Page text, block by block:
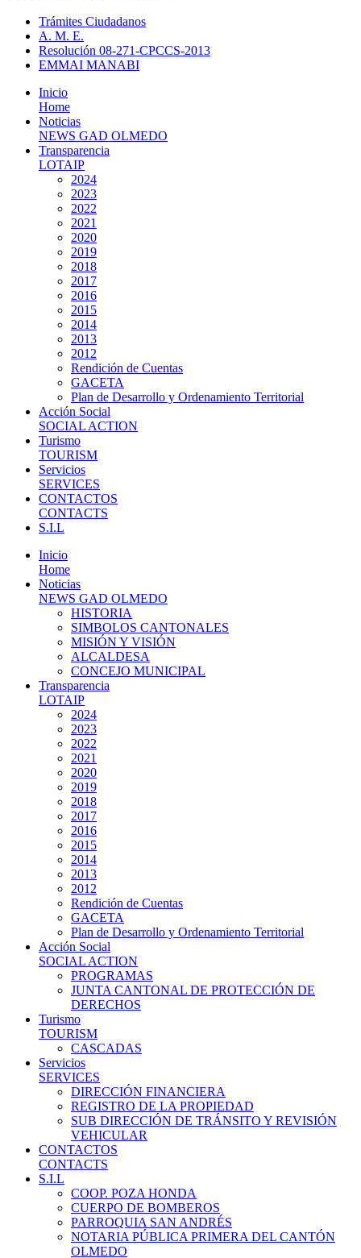
Trámites Ciudadanos
A. M. E.
Resolución 08-271-CPCCS-2013
EMMAI MANABI
Inicio
Home
Noticias
NEWS GAD OLMEDO
Transparencia
LOTAIP
2024
2023
2022
2021
2020
2019
2018
2017
2016
2015
2014
2013
2012
Rendición de Cuentas
GACETA
Plan de Desarrollo y Ordenamiento Territorial
Acción Social
SOCIAL ACTION
Turismo
TOURISM
Servicios
SERVICES
CONTACTOS
CONTACTS
S.I.L
Inicio
Home
Noticias
NEWS GAD OLMEDO
HISTORIA
SIMBOLOS CANTONALES
MISIÓN Y VISIÓN
ALCALDESA
CONCEJO MUNICIPAL
Transparencia
LOTAIP
2024
2023
2022
2021
2020
2019
2018
2017
2016
2015
2014
2013
2012
Rendición de Cuentas
GACETA
Plan de Desarrollo y Ordenamiento Territorial
Acción Social
SOCIAL ACTION
PROGRAMAS
JUNTA CANTONAL DE PROTECCIÓN DE
DERECHOS
Turismo
TOURISM
CASCADAS
Servicios
SERVICES
DIRECCIÓN FINANCIERA
REGISTRO DE LA PROPIEDAD
SUB DIRECCIÓN DE TRÁNSITO Y REVISIÓN
VEHICULAR
CONTACTOS
CONTACTS
S.I.L
COOP. POZA HONDA
CUERPO DE BOMBEROS
PARROQUIA SAN ANDRÉS
NOTARIA PÚBLICA PRIMERA DEL CANTÓN
OLMEDO